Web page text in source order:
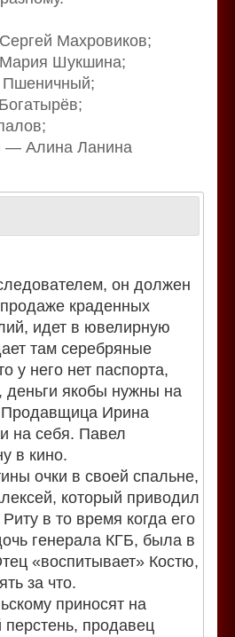
Махровиков;
Шукшина;
— Алина Ланина
он должен
краденных
идет в ювелирную
там серебряные
у него нет паспорта,
деньги якобы нужны на
Продавщица Ирина
на себя. Павел
в кино.
очки в своей спальне,
который приводил
в то время когда его
генерала КГБ, была в
«воспитывает» Костю,
за что.
приносят на
продавец